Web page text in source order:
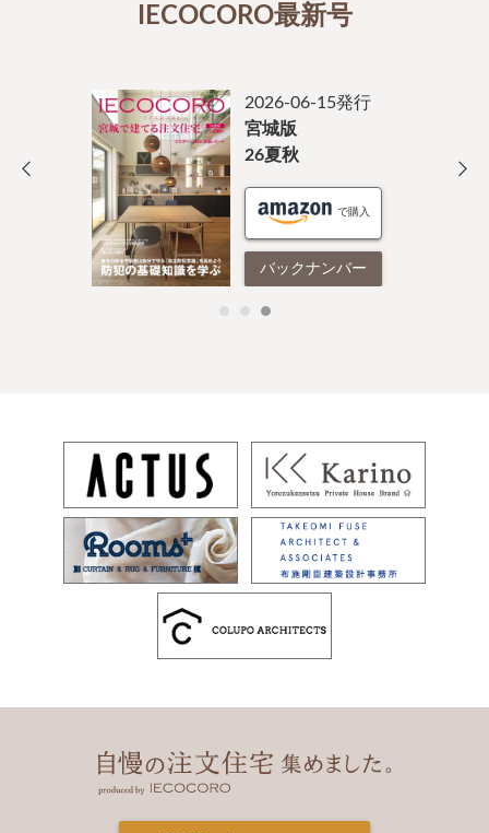
IECOCORO最新号
2026-07-26発行
群馬版
26夏秋
バックナンバー